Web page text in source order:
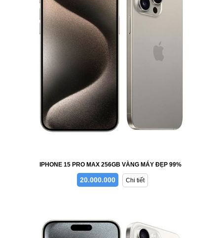
IPHONE 15 PRO MAX 256GB VÀNG MÁY ĐẸP 99%
20.000.000 Chi tiết